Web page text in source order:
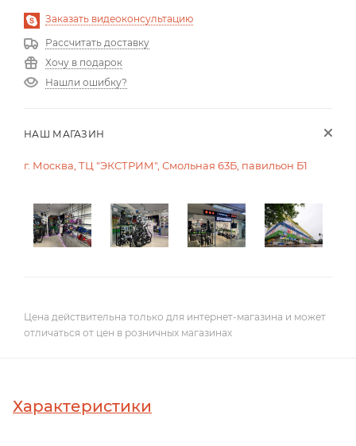
Заказать видеоконсультацию
Рассчитать доставку
Хочу в подарок
Нашли ошибку?
НАШ МАГАЗИН
г. Москва, ТЦ "ЭКСТРИМ", Смольная 63Б, павильон Б1
Цена действительна только для интернет-магазина и может
отличаться от цен в розничных магазинах
Характеристики